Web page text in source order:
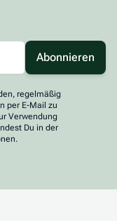
Abonnieren
regelmäßig
per E-Mail zu
Verwendung
Du in der